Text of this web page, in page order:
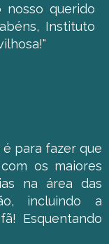
querido
Instituto
é para fazer que
os maiores
na área das
incluindo a
Esquentando